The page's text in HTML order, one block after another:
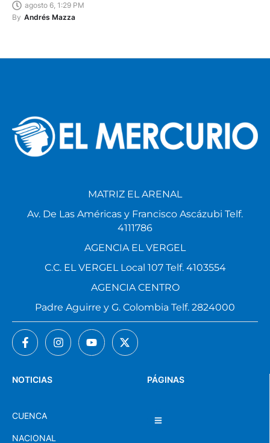
agosto 6, 1:29 PM
By Andrés Mazza
PÁGINAS
NOTICIAS
CUENCA
NACIONAL
MATRIZ EL ARENAL
Av. De Las Américas y Francisco Ascázubi Telf.
4111786
AGENCIA EL VERGEL
C.C. EL VERGEL Local 107 Telf. 4103554
AGENCIA CENTRO
Padre Aguirre y G. Colombia Telf. 2824000